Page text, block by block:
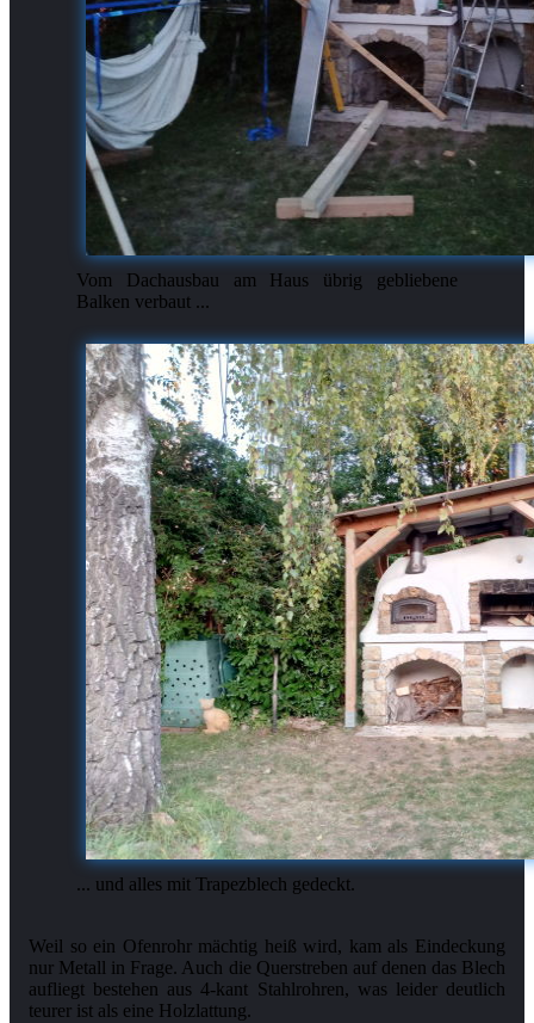
Vom Dachausbau am Haus übrig gebliebene
Balken verbaut ...
... und alles mit Trapezblech gedeckt.
Weil so ein Ofenrohr mächtig heiß wird, kam als Eindeckung
nur Metall in Frage. Auch die Querstreben auf denen das Blech
aufliegt bestehen aus 4-kant Stahlrohren, was leider deutlich
teurer ist als eine Holzlattung.